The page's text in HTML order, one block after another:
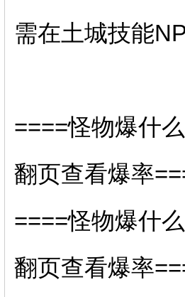
需在土城技能
====怪物爆什
翻页查看爆率
====怪物爆什
翻页查看爆率